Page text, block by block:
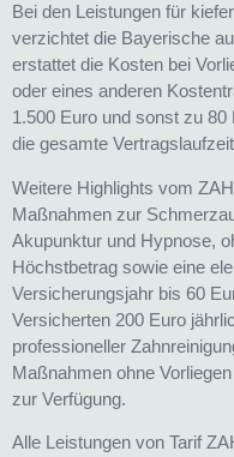
Bei den Leistungen für
verzichtet die Bayerische
erstattet die Kosten bei
oder eines anderen
1.500 Euro und sonst zu
die gesamte
Weitere Highlights vom
Maßnahmen zur
Akupunktur und Hypnose,
Höchstbetrag sowie eine
Versicherungsjahr bis 60
Versicherten 200 Euro
professioneller
Maßnahmen ohne
zur Verfügung.
Alle Leistungen von Tarif